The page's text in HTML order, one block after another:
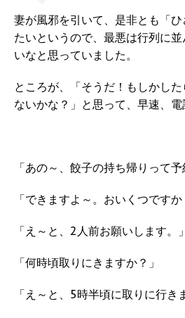
妻が風邪を引いて、是非とも「
たいというので、最悪は行列に
いなと思っていました。
ところが、「そうだ！もしかし
ないかな？」と思って、早速、電
「あの～、餃子の持ち帰りって予
「できますよ～。おいくつですか
「え～と、2人前お願いします。」
「何時頃取りにきますか？」
「え～と、5時半頃に取りに行き